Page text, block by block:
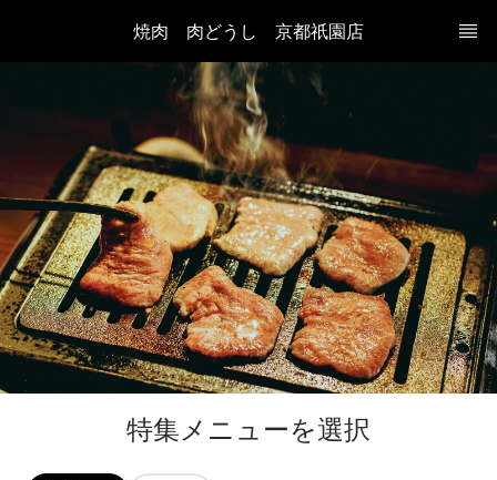
焼肉　肉どうし　京都祇園店
特集メニューを選択